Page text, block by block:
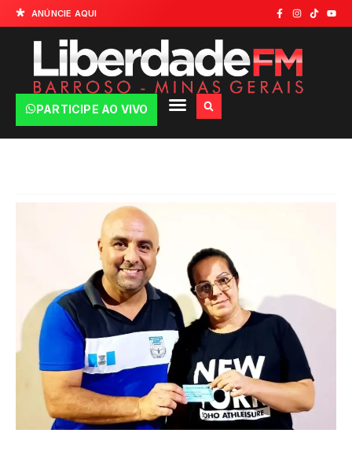
ANÚNCIE AQUI
PARTICIPE AO VIVO